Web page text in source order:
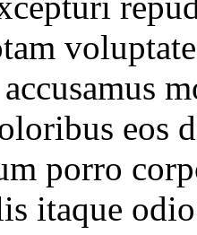
eos
porro
itaque